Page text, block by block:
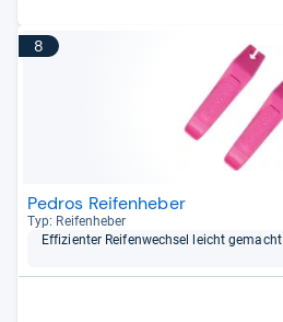
8
Pedros Reifenheber
Typ: Rei­fen­he­ber
Effi­zi­en­ter Rei­fen­wech­sel leicht gemacht